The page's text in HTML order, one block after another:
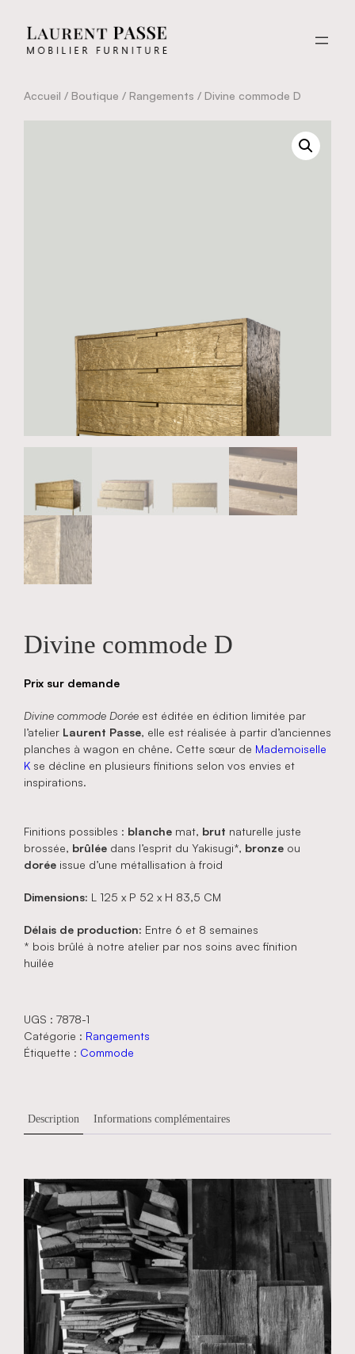
contenu
Accueil / Boutique / Rangements / Divine commode D
Divine commode D
Prix sur demande
Divine commode Dorée est éditée en édition limitée par
l’atelier Laurent Passe, elle est réalisée à partir d’anciennes
planches à wagon en chêne. Cette sœur de Mademoiselle
K se décline en plusieurs finitions selon vos envies et
inspirations.
Finitions possibles : blanche mat, brut naturelle juste
brossée, brûlée dans l’esprit du Yakisugi*, bronze ou
dorée issue d’une métallisation à froid
Dimensions: L 125 x P 52 x H 83,5 CM
Délais de production: Entre 6 et 8 semaines
* bois brûlé à notre atelier par nos soins avec finition
huilée
UGS : 7878-1
Catégorie : Rangements
Étiquette : Commode
Description Informations complémentaires